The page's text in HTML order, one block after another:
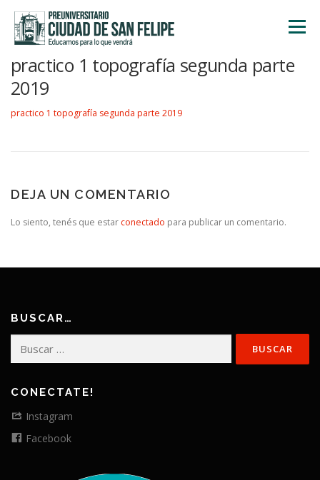
contenido
Menú
INICIO
practico 1 topografía segunda parte
2019
practico 1 topografía segunda parte 2019
DEJA UN COMENTARIO
Lo siento, tenés que estar conectado para publicar un comentario.
BUSCAR…
CONECTATE!
Instagram
Facebook